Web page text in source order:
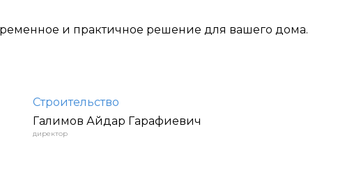
и практичное решение для вашего дома.
Строительство
Галимов Айдар Гарафиевич
директор